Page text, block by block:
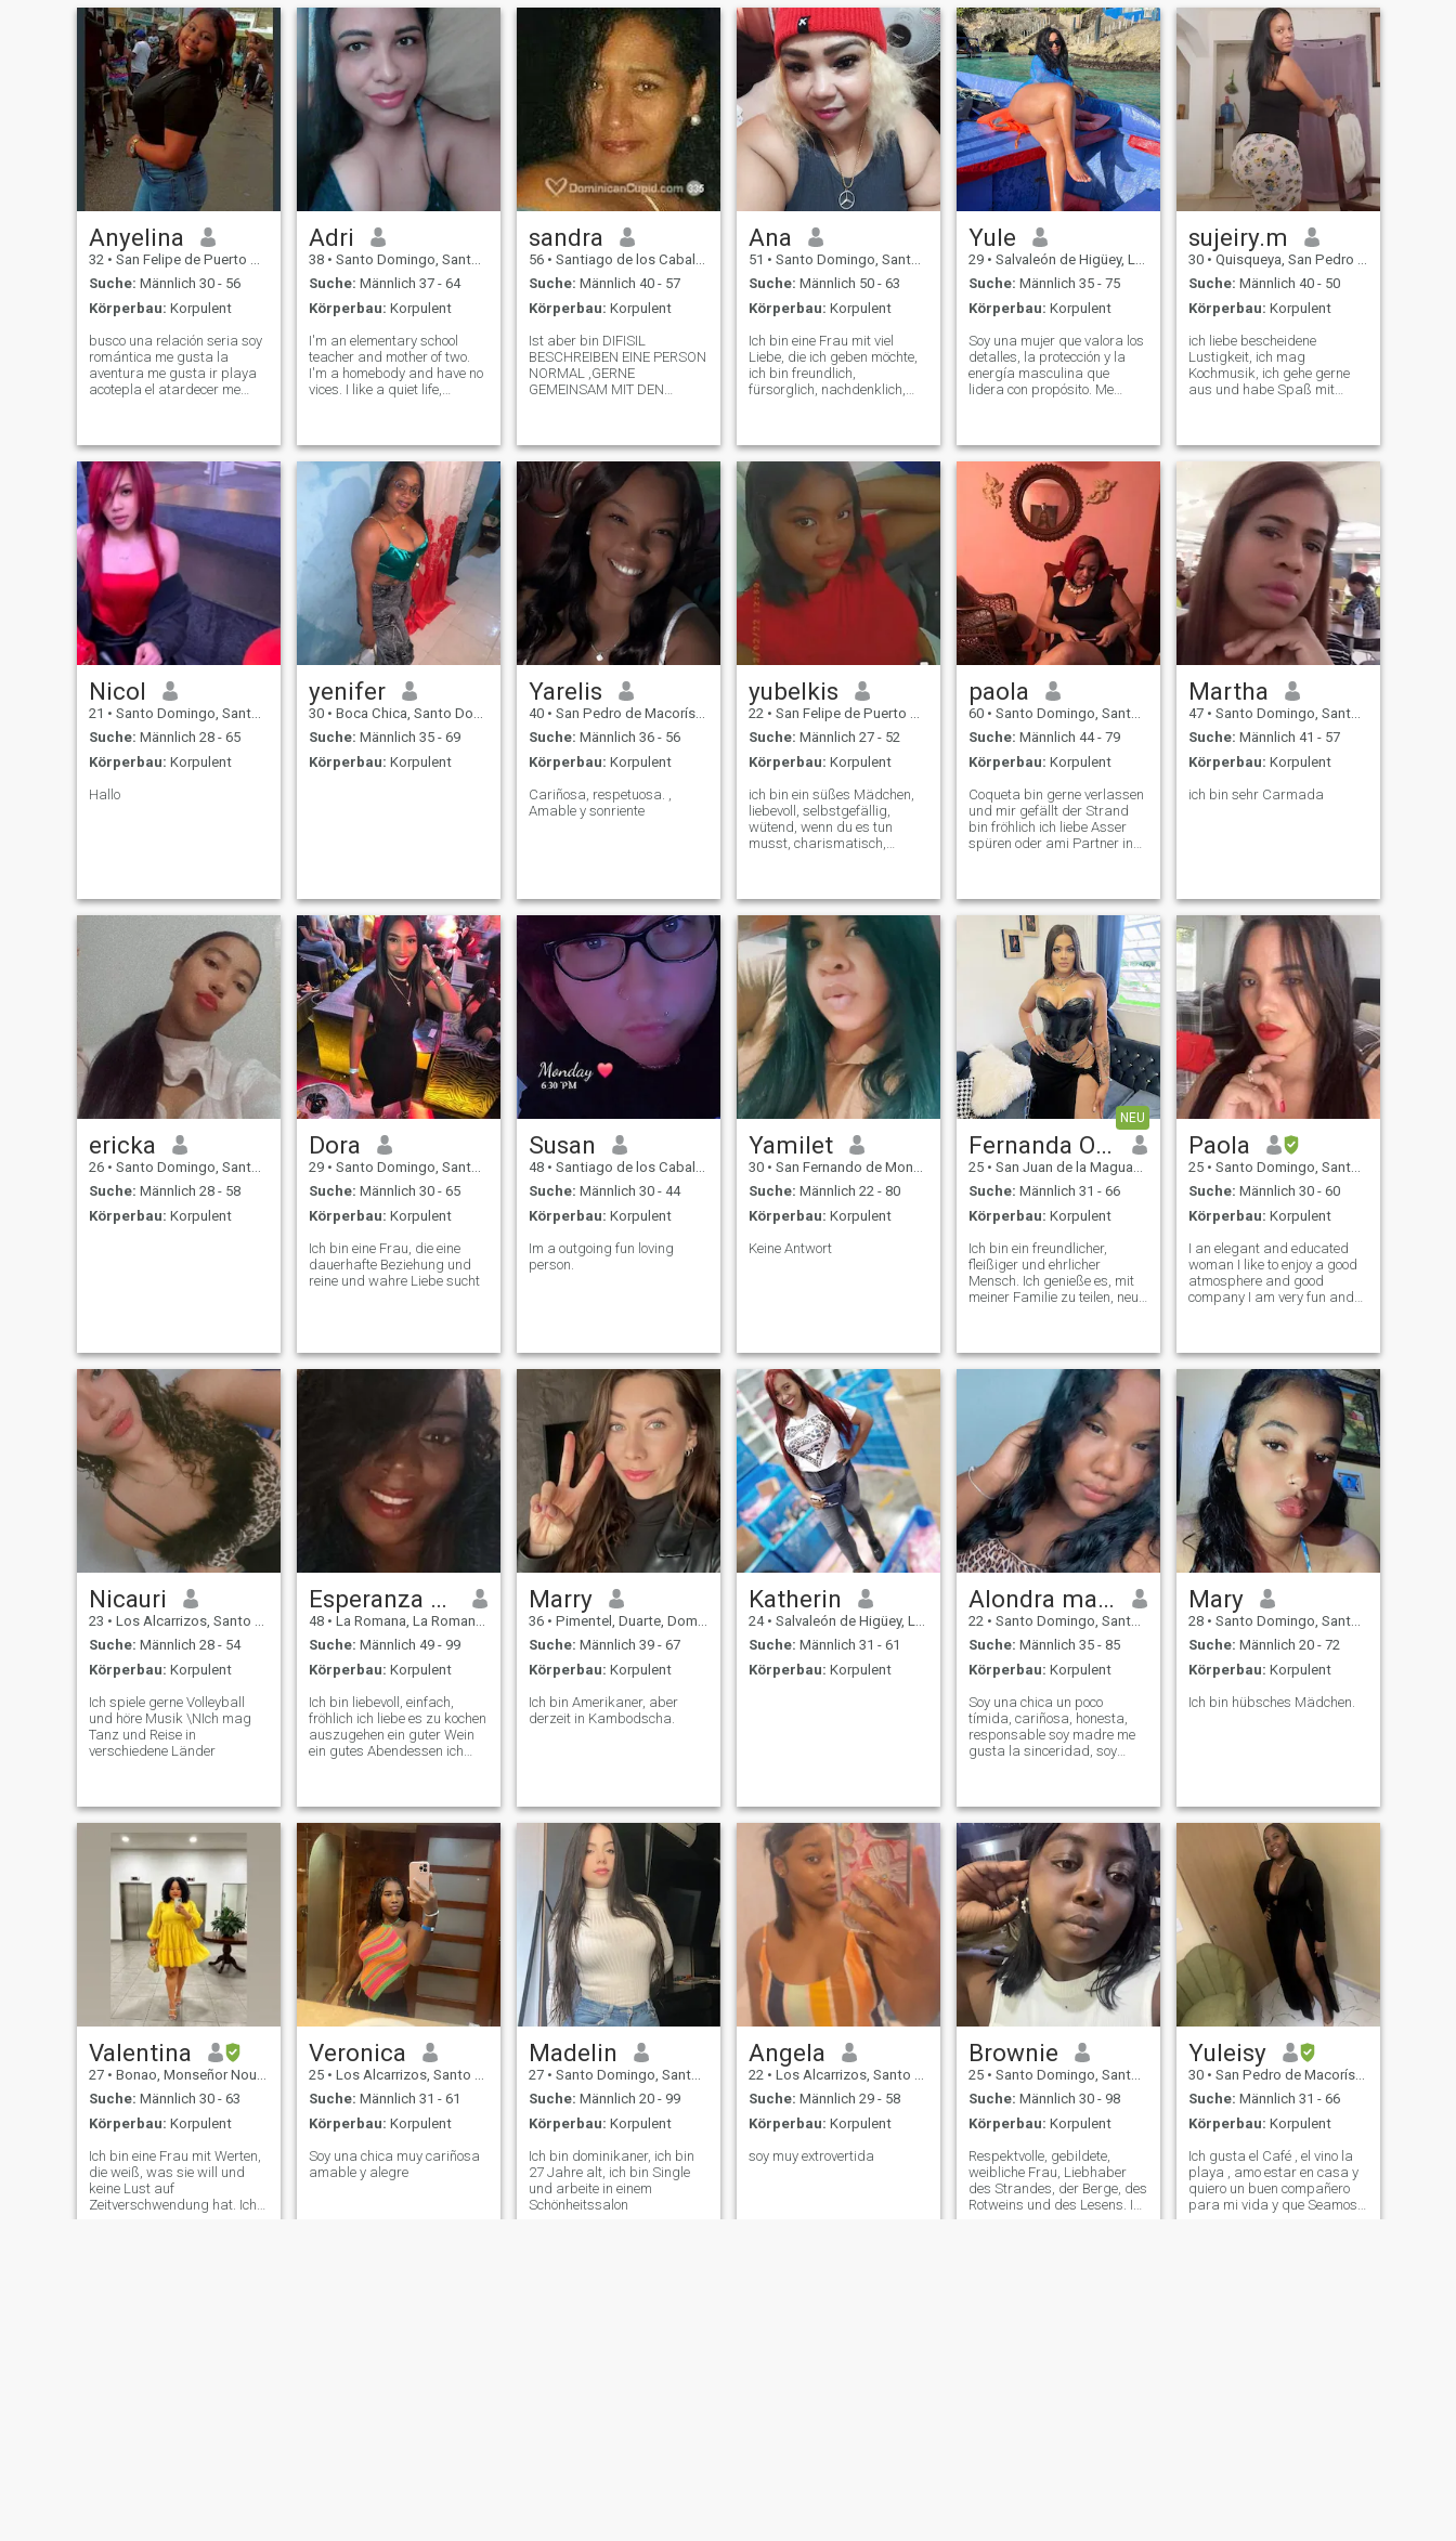
Anyelina
32 • San Felipe de Puerto Plata, Puerto Plata, Dom. Rep.
Suche: Männlich 30 - 56
Körperbau: Korpulent
busco una relación seria soy
romántica me gusta la
aventura me gusta ir playa
acotepla el atardecer me
interesado como yo de una
relación seria soy detallista
me gusta la pelícu
Adri
38 • Santo Domingo, Santo Domingo, Dom. Rep.
Suche: Männlich 37 - 64
Körperbau: Korpulent
I'm an elementary school
teacher and mother of two.
I'm a homebody and have no
vices. I like a quiet life,
or GIFs don't make me fall in
love. So if you love me as your
wif
sandra
56 • Santiago de los Caballeros, Santiago, Dom. Rep.
Suche: Männlich 40 - 57
Körperbau: Korpulent
Ist aber bin DIFISIL
BESCHREIBEN EINE PERSON
NORMAL ,GERNE
GEMEINSAM MIT DEN
CARIÑOSA INTROVERTIDA
GENIESSE DAS AGO DAS
MAS DICH EINLADEN, WAS
DESCUBRAS
Ana
51 • Santo Domingo, Santo Domingo, Dom. Rep.
Suche: Männlich 50 - 63
Körperbau: Korpulent
Ich bin eine Frau mit viel
Liebe, die ich geben möchte,
ich bin freundlich,
fürsorglich, nachdenklich,
sein und meine Familie
glücklich zu machen und ja,
ich möchte für meinen Mann
leben, um ihn als meinen
bb♥️♥️ zu behandeln
Yule
29 • Salvaleón de Higüey, La Altagracia, Dom. Rep.
Suche: Männlich 35 - 75
Körperbau: Korpulent
Soy una mujer que valora los
detalles, la protección y la
energía masculina que
lidera con propósito. Me
eres un hombre con
ambición, generoso de
corazón y sabes cuidar lo
que
sujeiry.m
30 • Quisqueya, San Pedro de Macorís, Dom. Rep.
Suche: Männlich 40 - 50
Körperbau: Korpulent
ich liebe bescheidene
Lustigkeit, ich mag
Kochmusik, ich gehe gerne
aus und habe Spaß mit
alleinerziehende Mutter, die
mit meiner Tochter im Haus
meines Vaters lebt Ein Paar
stimmt mir zu, Zeit mit netten
Details zu verbringen, mit
mir zu essen, vor dem Haus,
mit mir Ich mag den Pool, ich
mag den Marizco, ich mag
meinen Partner gerne,
solange wir es sind Okay
Nicol
21 • Santo Domingo, Santo Domingo, Dom. Rep.
Suche: Männlich 28 - 65
Körperbau: Korpulent
Hallo
yenifer
30 • Boca Chica, Santo Domingo, Dom. Rep.
Suche: Männlich 35 - 69
Körperbau: Korpulent
Yarelis
40 • San Pedro de Macorís, San Pedro de Macorís, Dom. Rep.
Suche: Männlich 36 - 56
Körperbau: Korpulent
Cariñosa, respetuosa. ,
Amable y sonriente
yubelkis
22 • San Felipe de Puerto Plata, Puerto Plata, Dom. Rep.
Suche: Männlich 27 - 52
Körperbau: Korpulent
ich bin ein süßes Mädchen,
liebevoll, selbstgefällig,
wütend, wenn du es tun
musst, charismatisch,
paola
60 • Santo Domingo, Santo Domingo, Dom. Rep.
Suche: Männlich 44 - 79
Körperbau: Korpulent
Coqueta bin gerne verlassen
und mir gefällt der Strand
bin fröhlich ich liebe Asser
spüren oder ami Partner in
Martha
47 • Santo Domingo, Santo Domingo, Dom. Rep.
Suche: Männlich 41 - 57
Körperbau: Korpulent
ich bin sehr Carmada
ericka
26 • Santo Domingo, Santo Domingo, Dom. Rep.
Suche: Männlich 28 - 58
Körperbau: Korpulent
Dora
29 • Santo Domingo, Santo Domingo, Dom. Rep.
Suche: Männlich 30 - 65
Körperbau: Korpulent
Ich bin eine Frau, die eine
dauerhafte Beziehung und
reine und wahre Liebe sucht
Susan
48 • Santiago de los Caballeros, Santiago, Dom. Rep.
Suche: Männlich 30 - 44
Körperbau: Korpulent
Im a outgoing fun loving
person.
Yamilet
30 • San Fernando de Monte Cristi, Monte Cristi, Dom. Rep.
Suche: Männlich 22 - 80
Körperbau: Korpulent
Keine Antwort
NEU
Fernanda Ogando
25 • San Juan de la Maguana, San Juan, Dom. Rep.
Suche: Männlich 31 - 66
Körperbau: Korpulent
Ich bin ein freundlicher,
fleißiger und ehrlicher
Mensch. Ich genieße es, mit
meiner Familie zu teilen, neue
Beziehung, die auf Respekt,
Vertrauen und gegenseitiger
Unterstützung basiert.
Paola
25 • Santo Domingo, Santo Domingo, Dom. Rep.
Suche: Männlich 30 - 60
Körperbau: Korpulent
I an elegant and educated
woman I like to enjoy a good
atmosphere and good
company I am very fun and
Nicauri
23 • Los Alcarrizos, Santo Domingo, Dom. Rep.
Suche: Männlich 28 - 54
Körperbau: Korpulent
Ich spiele gerne Volleyball
und höre Musik \NIch mag
Tanz und Reise in
verschiedene Länder
Esperanza Jhonson king
48 • La Romana, La Romana, Dom. Rep.
Suche: Männlich 49 - 99
Körperbau: Korpulent
Ich bin liebevoll, einfach,
fröhlich ich liebe es zu kochen
auszugehen ein guter Wein
ein gutes Abendessen ich
Marry
36 • Pimentel, Duarte, Dom. Rep.
Suche: Männlich 39 - 67
Körperbau: Korpulent
Ich bin Amerikaner, aber
derzeit in Kambodscha.
Katherin
24 • Salvaleón de Higüey, La Altagracia, Dom. Rep.
Suche: Männlich 31 - 61
Körperbau: Korpulent
Alondra mabel
22 • Santo Domingo, Santo Domingo, Dom. Rep.
Suche: Männlich 35 - 85
Körperbau: Korpulent
Soy una chica un poco
tímida, cariñosa, honesta,
responsable soy madre me
gusta la sinceridad, soy
capaz me gusta mucho que
me mimen me encantan los
detalles y las ros
Mary
28 • Santo Domingo, Santo Domingo, Dom. Rep.
Suche: Männlich 20 - 72
Körperbau: Korpulent
Ich bin hübsches Mädchen.
Valentina
27 • Bonao, Monseñor Nouel, Dom. Rep.
Suche: Männlich 30 - 63
Körperbau: Korpulent
Ich bin eine Frau mit Werten,
die weiß, was sie will und
keine Lust auf
Zeitverschwendung hat. Ich
Veronica
25 • Los Alcarrizos, Santo Domingo, Dom. Rep.
Suche: Männlich 31 - 61
Körperbau: Korpulent
Soy una chica muy cariñosa
amable y alegre
Madelin
27 • Santo Domingo, Santo Domingo, Dom. Rep.
Suche: Männlich 20 - 99
Körperbau: Korpulent
Ich bin dominikaner, ich bin
27 Jahre alt, ich bin Single
und arbeite in einem
Schönheitssalon
Angela
22 • Los Alcarrizos, Santo Domingo, Dom. Rep.
Suche: Männlich 29 - 58
Körperbau: Korpulent
soy muy extrovertida
Brownie
25 • Santo Domingo, Santo Domingo, Dom. Rep.
Suche: Männlich 30 - 98
Körperbau: Korpulent
Respektvolle, gebildete,
weibliche Frau, Liebhaber
des Strandes, der Berge, des
Rotweins und des Lesens. Ich
Yuleisy
30 • San Pedro de Macorís, San Pedro de Macorís, Dom. Rep.
Suche: Männlich 31 - 66
Körperbau: Korpulent
Ich gusta el Café , el vino la
playa , amo estar en casa y
quiero un buen compañero
para mi vida y que Seamos